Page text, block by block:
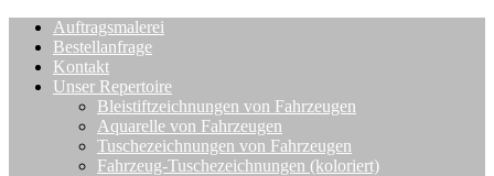
Auftragsmalerei
Bestellanfrage
Kontakt
Unser Repertoire
Bleistiftzeichnungen von Fahrzeugen
Aquarelle von Fahrzeugen
Tuschezeichnungen von Fahrzeugen
Fahrzeug-Tuschezeichnungen (koloriert)